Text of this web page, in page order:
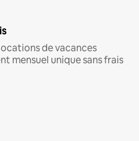
de vacances
mensuel unique sans frais